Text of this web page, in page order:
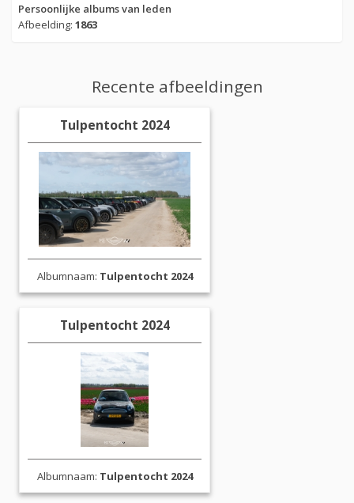
Persoonlijke albums van leden
Afbeelding: 1863
Recente afbeeldingen
Tulpentocht 2024
Albumnaam: Tulpentocht 2024
Tulpentocht 2024
Albumnaam: Tulpentocht 2024